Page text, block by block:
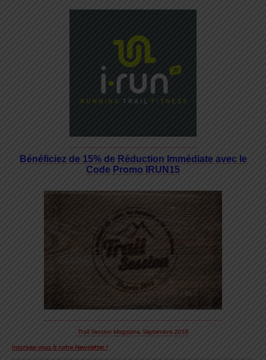
Bénéficiez de 15% de Réduction Immédiate avec le
Code Promo IRUN15
Trail Session Magazine, Septembre 2018
Inscrivez-vous à notre Newsletter !